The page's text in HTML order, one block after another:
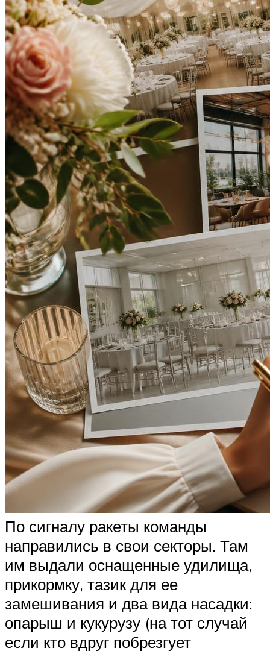
По сигналу ракеты команды
направились в свои секторы. Там
им выдали оснащенные удилища,
прикормку, тазик для ее
замешивания и два вида насадки:
опарыш и кукурузу (на тот случай
если кто вдруг побрезгует